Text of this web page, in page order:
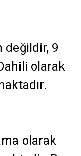
değildir, 9
olarak
olarak